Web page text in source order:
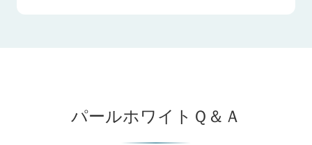
パールホワイトＱ＆Ａ